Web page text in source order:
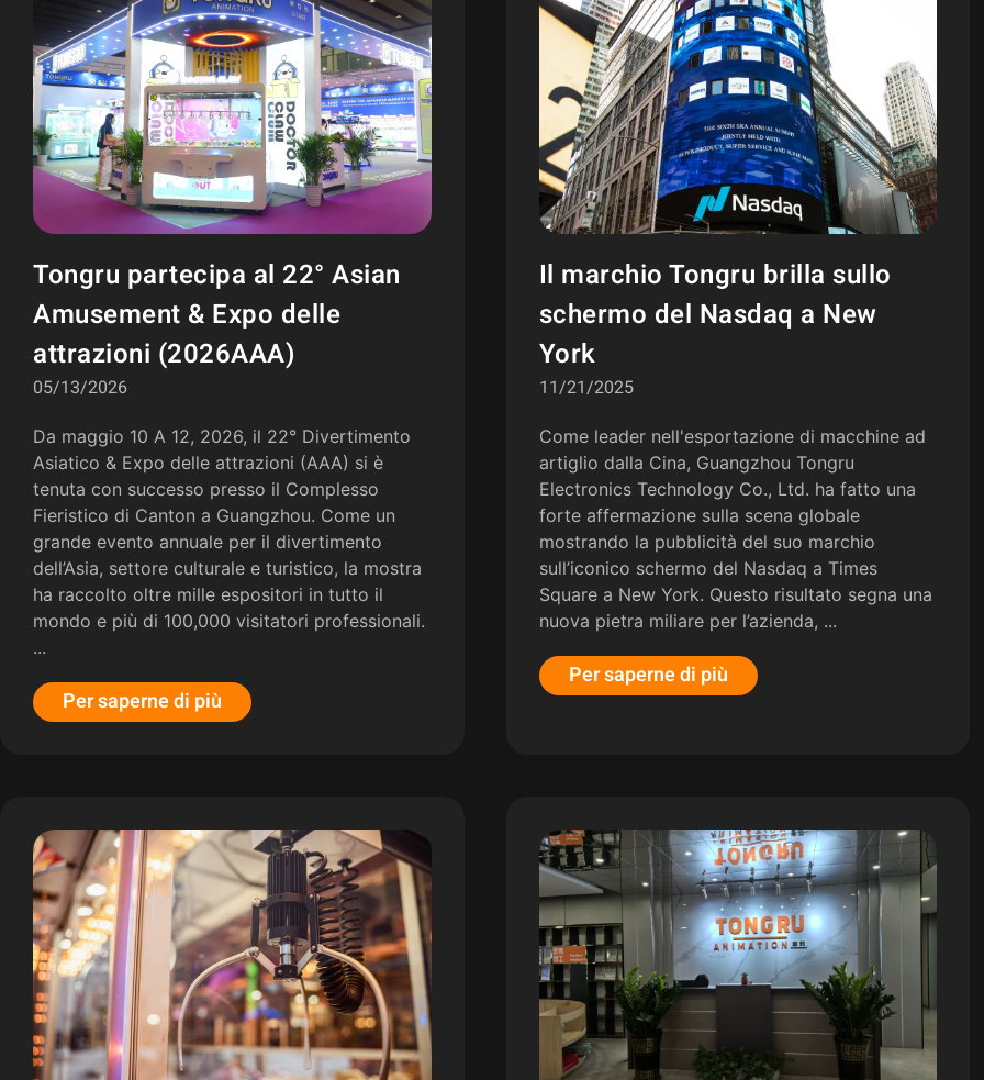
Tongru partecipa al 22° Asian
Amusement & Expo delle
attrazioni (2026AAA)
05/13/2026
Da maggio 10 A 12, 2026, il 22° Divertimento
Asiatico & Expo delle attrazioni (AAA) si è
tenuta con successo presso il Complesso
Fieristico di Canton a Guangzhou. Come un
grande evento annuale per il divertimento
dell’Asia, settore culturale e turistico, la mostra
ha raccolto oltre mille espositori in tutto il
mondo e più di 100,000 visitatori professionali.
...
Per saperne di più
Il marchio Tongru brilla sullo
schermo del Nasdaq a New
York
11/21/2025
Come leader nell'esportazione di macchine ad
artiglio dalla Cina, Guangzhou Tongru
Electronics Technology Co., Ltd. ha fatto una
forte affermazione sulla scena globale
mostrando la pubblicità del suo marchio
sull’iconico schermo del Nasdaq a Times
Square a New York. Questo risultato segna una
nuova pietra miliare per l’azienda, ...
Per saperne di più